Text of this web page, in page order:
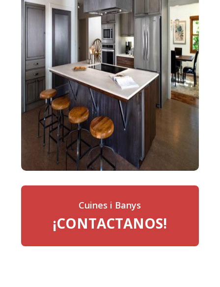
Cuines i Banys
¡CONTACTANOS!